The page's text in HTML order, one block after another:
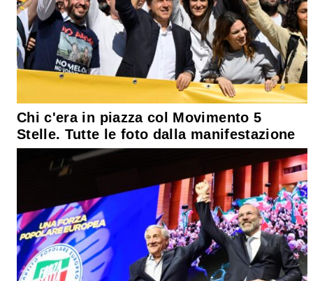
Chi c'era in piazza col Movimento 5
Stelle. Tutte le foto dalla manifestazione